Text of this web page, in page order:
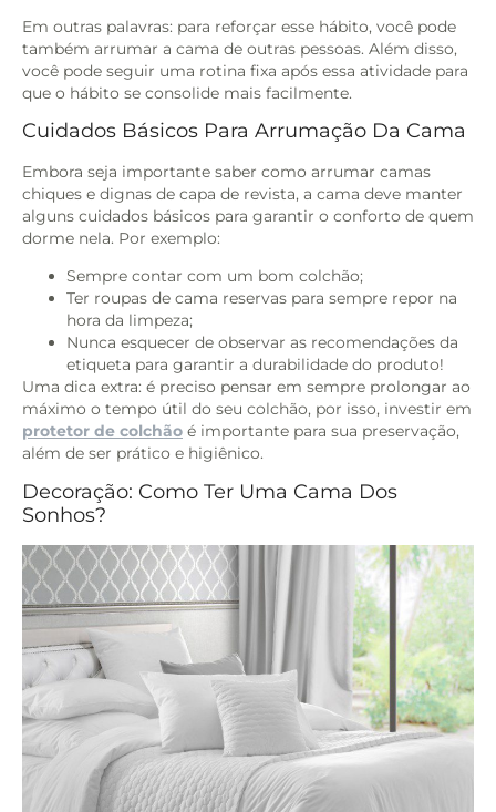
Em outras palavras: para reforçar esse hábito, você pode
também arrumar a cama de outras pessoas. Além disso,
você pode seguir uma rotina fixa após essa atividade para
que o hábito se consolide mais facilmente.
Cuidados Básicos Para Arrumação Da Cama
Embora seja importante saber como arrumar camas
chiques e dignas de capa de revista, a cama deve manter
alguns cuidados básicos para garantir o conforto de quem
dorme nela. Por exemplo:
Sempre contar com um bom colchão;
Ter roupas de cama reservas para sempre repor na
hora da limpeza;
Nunca esquecer de observar as recomendações da
etiqueta para garantir a durabilidade do produto!
Uma dica extra: é preciso pensar em sempre prolongar ao
máximo o tempo útil do seu colchão, por isso, investir em
protetor de colchão é importante para sua preservação,
além de ser prático e higiênico.
Decoração: Como Ter Uma Cama Dos
Sonhos?